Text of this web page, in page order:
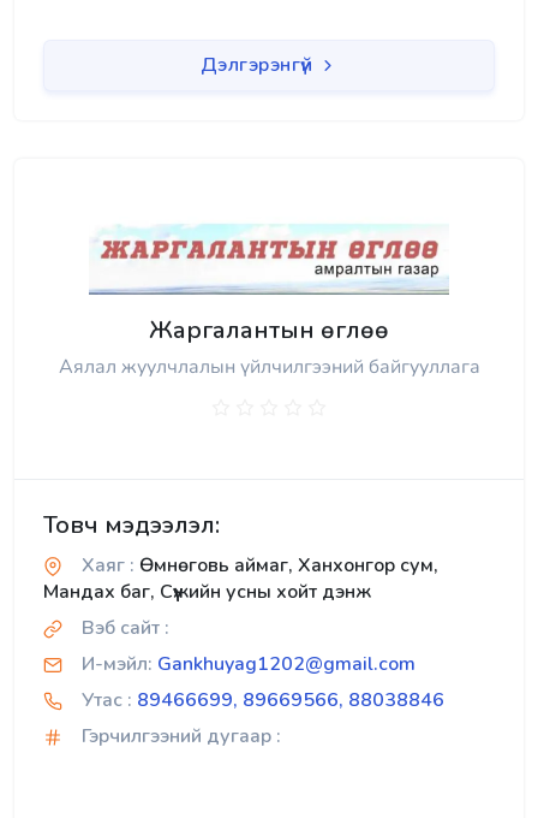
Дэлгэрэнгүй
Жаргалантын өглөө
Аялал жуулчлалын үйлчилгээний байгууллага
Товч мэдээлэл:
Хаяг : Өмнөговь аймаг, Ханхонгор сум,
Мандах баг, Сүүжийн усны хойт дэнж
Вэб сайт :
И-мэйл: Gankhuyag1202@gmail.com
Утас : 89466699, 89669566, 88038846
Гэрчилгээний дугаар :